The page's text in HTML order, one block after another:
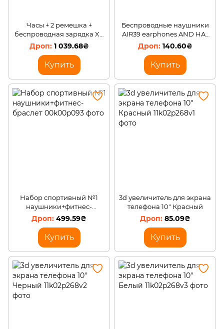
Часы + 2 ремешка +
беспроводная зарядка X8
Watch set AND 5325
1 039.68₴
Купить
Беспроводные наушники
AIR39 earphones AND HA-
172 (Х05/3826)
140.60₴
Купить
Набор спортивный №1
наушники+фитнес-
браслет
499.59₴
Купить
3d увеличитель для экрана
телефона 10" Красный
85.09₴
Купить